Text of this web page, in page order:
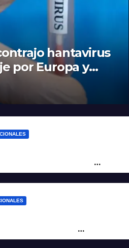
hantavirus
por Europa y
en España
del practicaje